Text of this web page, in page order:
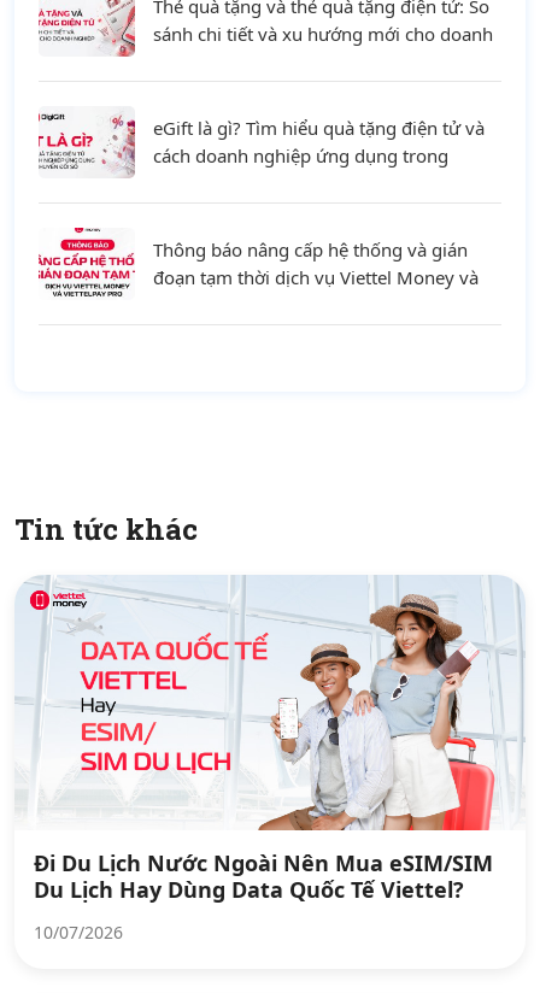
Thẻ quà tặng và thẻ quà tặng điện tử: So
sánh chi tiết và xu hướng mới cho doanh
eGift là gì? Tìm hiểu quà tặng điện tử và
cách doanh nghiệp ứng dụng trong
Thông báo nâng cấp hệ thống và gián
đoạn tạm thời dịch vụ Viettel Money và
Tin tức khác
Đi Du Lịch Nước Ngoài Nên Mua eSIM/SIM
Du Lịch Hay Dùng Data Quốc Tế Viettel?
10/07/2026